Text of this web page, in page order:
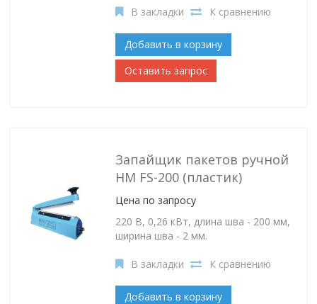
В закладки К сравнению
Добавить в корзину
Оставить запрос
Запайщик пакетов ручной
HM FS-200 (пластик)
Цена по запросу
220 В, 0,26 кВт, длина шва - 200 мм,
ширина шва - 2 мм.
В закладки К сравнению
Добавить в корзину